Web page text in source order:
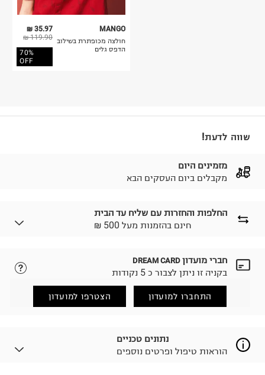
35.97 ₪
119.90 ₪
70%
OFF
MANGO
חולצה מכופתרת בשילוב
הדפס גלים
שווה לדעת!
מזמינים היום
מקבלים ביום העסקים הבא
החלפות והחזרות עם שליח עד הבית
₪ חינם בהזמנות מעל 500
לבחירת בשיטת המשלוח המתאימה לכם,
הזמנתם והתחרטתם?
(במקום ב-19.9 ₪) לזמן מוגבל! חינם בהזמנות מעל 500 ₪.
למידע נא ללחוץ כאן
.
לפני החזרת החבילה, חשוב להדביק את מדבקת הגוביינא על
חברי מועדון DREAM CARD
בקניה זו ניתן לצבור כ 5 נקודות
התחברו למועדון הצטרפו למועדון
נתונים טכניים
הוראות טיפול ופרטים נוספים